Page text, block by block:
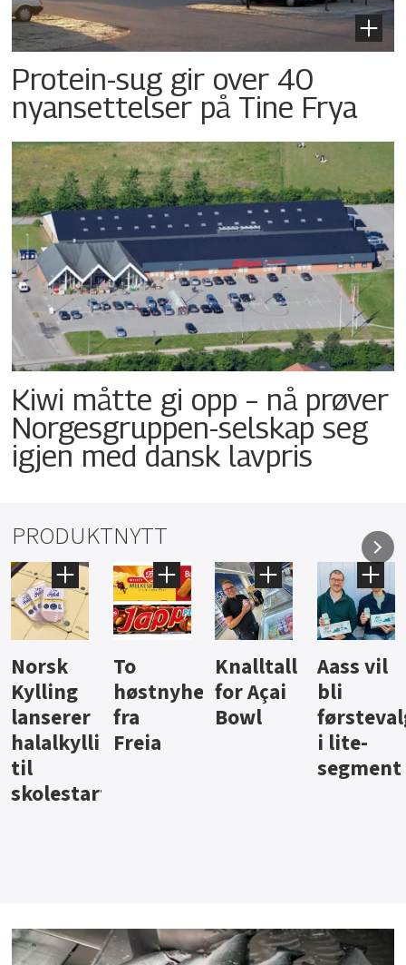
Protein-sug gir over 40
nyansettelser på Tine Frya
Kiwi måtte gi opp – nå prøver
Norgesgruppen-selskap seg
igjen med dansk lavpris
PRODUKTNYTT
Knalltall
for Açai
Bowl
Aass vil
bli
førstevalg
i lite-
Brus og
jus fra
Berentsen
Hard
iste fra
Hansa